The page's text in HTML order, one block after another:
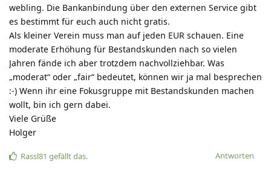
webling. Die Bankanbindung über den externen Service gibt
es bestimmt für euch auch nicht gratis.
Als kleiner Verein muss man auf jeden EUR schauen. Eine
moderate Erhöhung für Bestandskunden nach so vielen
Jahren fände ich aber trotzdem nachvollziehbar. Was
„moderat“ oder „fair“ bedeutet, können wir ja mal besprechen
:-) Wenn ihr eine Fokusgruppe mit Bestandskunden machen
wollt, bin ich gern dabei.
Viele Grüße
Holger
Antworten
Rassl81 gefällt das.